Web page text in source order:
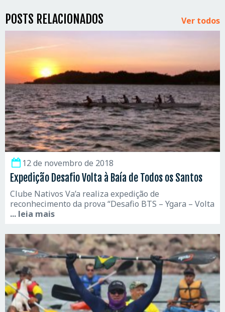
POSTS RELACIONADOS Ver todos
12 de novembro de 2018
Expedição Desafio Volta à Baía de Todos os Santos
Clube Nativos Va’a realiza expedição de
reconhecimento da prova “Desafio BTS – Ygara – Volta
... leia mais